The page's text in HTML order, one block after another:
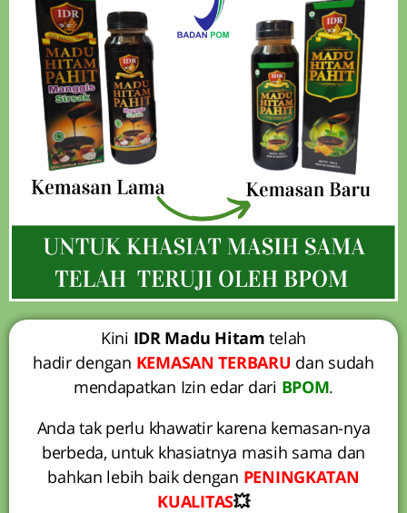
Kini IDR Madu Hitam telah
hadir dengan KEMASAN TERBARU dan sudah
mendapatkan Izin edar dari BPOM.
Anda tak perlu khawatir karena kemasan-nya
berbeda, untuk khasiatnya masih sama dan
bahkan lebih baik dengan PENINGKATAN
KUALITAS💥